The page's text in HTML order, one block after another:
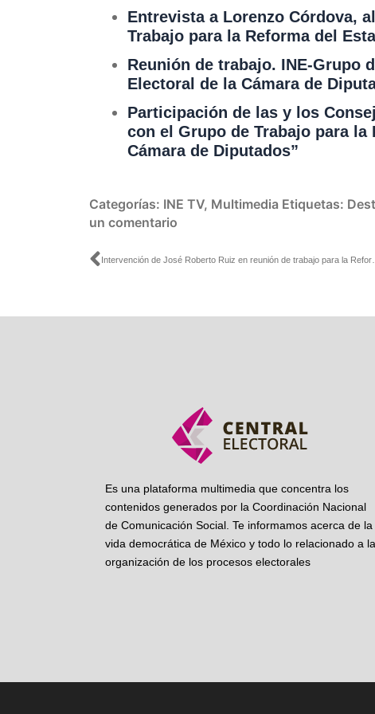
Entrevista a Lorenzo Córdova,
Trabajo para la Reforma del
Reunión de trabajo. INE-Grupo
Electoral de la Cámara de
Participación de las y los
con el Grupo de Trabajo para
Cámara de Diputados”
Categorías: INE TV, Multimedia Etiquetas:
un comentario
Ant
Es una plataforma multimedia que concentra los
contenidos generados por la Coordinación Nacional
de Comunicación Social. Te informamos acerca de la
vida democrática de México y todo lo relacionado a la
organización de los procesos electorales